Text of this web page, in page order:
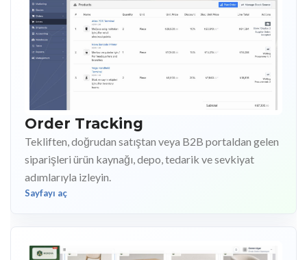
Order Tracking
Tekliften, doğrudan satıştan veya B2B portaldan gelen
siparişleri ürün kaynağı, depo, tedarik ve sevkiyat
adımlarıyla izleyin.
Sayfayı aç